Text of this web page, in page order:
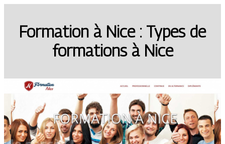
Formation à Nice : Types de
formations à Nice